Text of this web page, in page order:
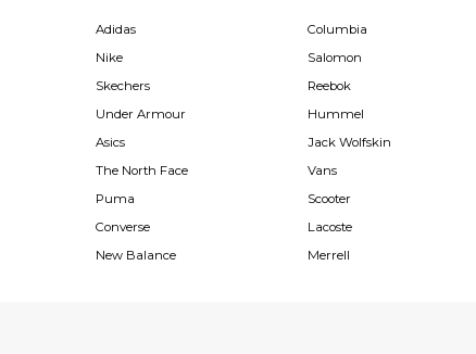
Adidas
Nike
Skechers
Under Armour
Asics
The North Face
Puma
Converse
New Balance
Columbia
Salomon
Reebok
Hummel
Jack Wolfskin
Vans
Scooter
Lacoste
Merrell